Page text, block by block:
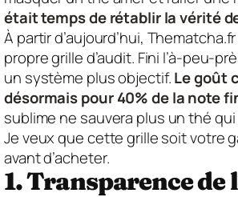
était temps de rétablir la vérité
À partir d’aujourd’hui,
propre grille d’audit. Fini l’à-peu-
un système plus objectif.Le goût
désormais pour 40% de la note
sublime ne sauvera plus un thé qui
Je veux que cette grille soit votre
avant d’acheter.
1. Transparence de